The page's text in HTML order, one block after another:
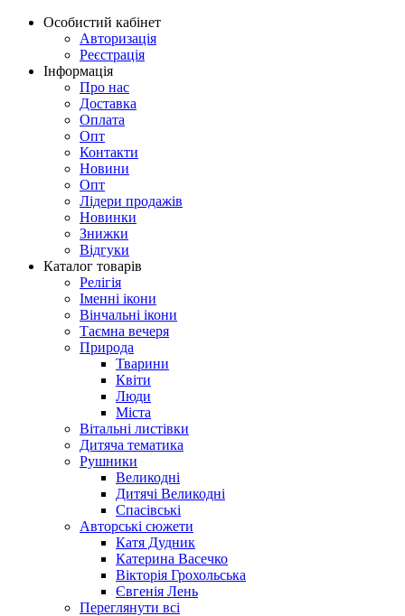
Особистий кабінет
Авторизація
Реєстрація
Інформація
Про нас
Доставка
Оплата
Опт
Контакти
Новини
Опт
Лідери продажів
Новинки
Знижки
Відгуки
Каталог товарів
Релігія
Іменні ікони
Вінчальні ікони
Таємна вечеря
Природа
Тварини
Квіти
Люди
Міста
Вітальні листівки
Дитяча тематика
Рушники
Великодні
Дитячі Великодні
Спасівські
Авторські сюжети
Катя Дудник
Катерина Васечко
Вікторія Грохольська
Євгенія Лень
Переглянути всі